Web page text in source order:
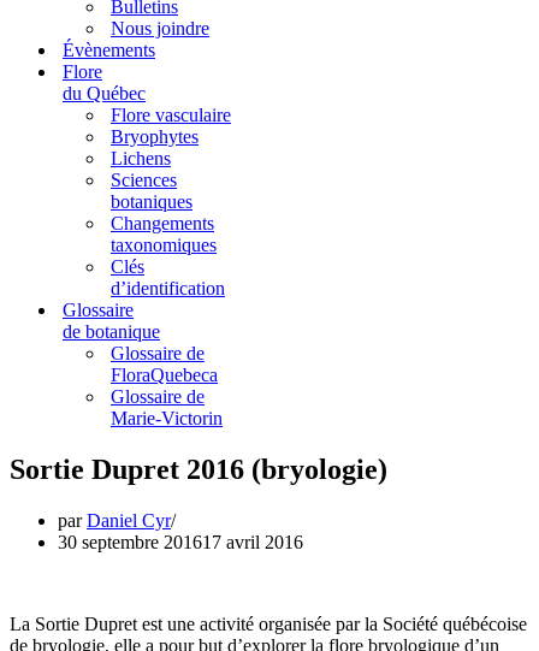
Bulletins
Nous joindre
Évènements
Flore
du Québec
Flore vasculaire
Bryophytes
Lichens
Sciences
botaniques
Changements
taxonomiques
Clés
d’identification
Glossaire
de botanique
Glossaire de
FloraQuebeca
Glossaire de
Marie-Victorin
Sortie Dupret 2016 (bryologie)
parDaniel Cyr
30 septembre 201617 avril 2016
La Sortie Dupret est une activité organisée par la Société québécoise
de bryologie, elle a pour but d’explorer la flore bryologique d’un